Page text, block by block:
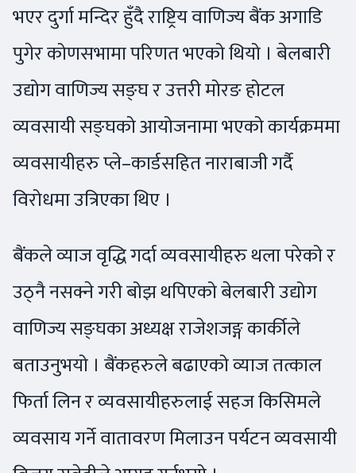
भएर दुर्गा मन्दिर हुँदै राष्ट्रिय वाणिज्य बैंक अगाडि
पुगेर कोणसभामा परिणत भएको थियो । बेलबारी
उद्योग वाणिज्य सङ्घ र उत्तरी मोरङ होटल
व्यवसायी सङ्घको आयोजनामा भएको कार्यक्रममा
व्यवसायीहरु प्ले–कार्डसहित नाराबाजी गर्दै
विरोधमा उत्रिएका थिए ।
बैंकले व्याज वृद्धि गर्दा व्यवसायीहरु थला परेको र
उठ्नै नसक्ने गरी बोझ थपिएको बेलबारी उद्योग
वाणिज्य सङ्घका अध्यक्ष राजेशजङ्ग कार्कीले
बताउनुभयो । बैंकहरुले बढाएको व्याज तत्काल
फिर्ता लिन र व्यवसायीहरुलाई सहज किसिमले
व्यवसाय गर्ने वातावरण मिलाउन पर्यटन व्यवसायी